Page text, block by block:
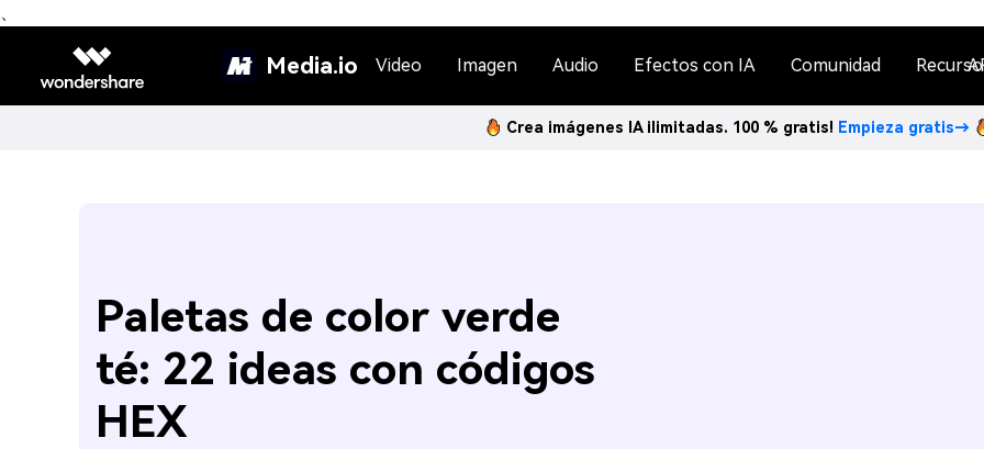
、
Media.io Video Imagen Audio Efectos con IA Comunidad
Crea imágenes IA ilimitadas. 100 % gratis! Empieza gratis→
Paletas de color verde
té: 22 ideas con códigos
HEX